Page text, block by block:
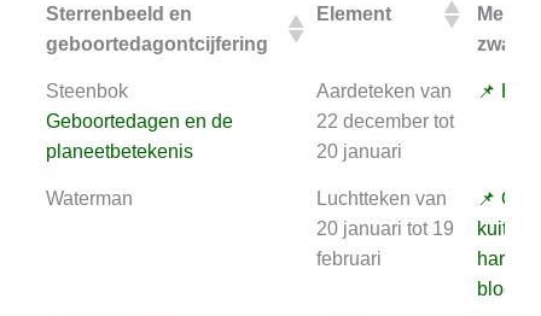
Sterrenbeeld en
geboortedagontcijfering
Element
Sterrenbeeld en
geboortedagontcijfering
Element
Steenbok
Geboortedagen en de
planeetbetekenis
Aardeteken van
22 december tot
20 januari
📌 Het
Waterman
Luchtteken van
20 januari tot 19
februari
📌
kuit,
hart